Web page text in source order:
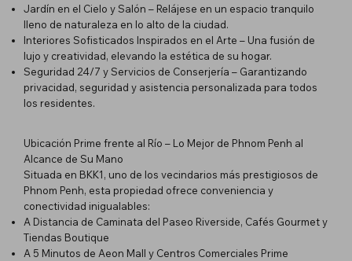
Jardín en el Cielo y Salón – Relájese en un espacio tranquilo
lleno de naturaleza en lo alto de la ciudad.
Interiores Sofisticados Inspirados en el Arte – Una fusión de
lujo y creatividad, elevando la estética de su hogar.
Seguridad 24/7 y Servicios de Conserjería – Garantizando
privacidad, seguridad y asistencia personalizada para todos
los residentes.
Ubicación Prime frente al Río – Lo Mejor de Phnom Penh al
Alcance de Su Mano
Situada en BKK1, uno de los vecindarios más prestigiosos de
Phnom Penh, esta propiedad ofrece conveniencia y
conectividad inigualables:
A Distancia de Caminata del Paseo Riverside, Cafés Gourmet y
Tiendas Boutique
A 5 Minutos de Aeon Mall y Centros Comerciales Prime